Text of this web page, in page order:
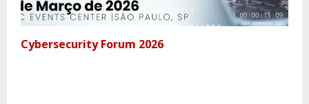
Cybersecurity Forum 2026